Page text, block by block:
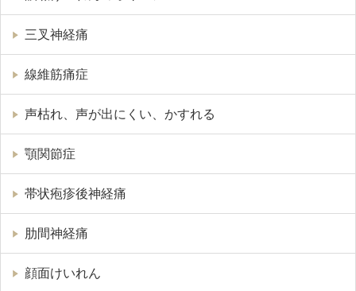
三叉神経痛
線維筋痛症
声枯れ、声が出にくい、かすれる
顎関節症
帯状疱疹後神経痛
肋間神経痛
顔面けいれん